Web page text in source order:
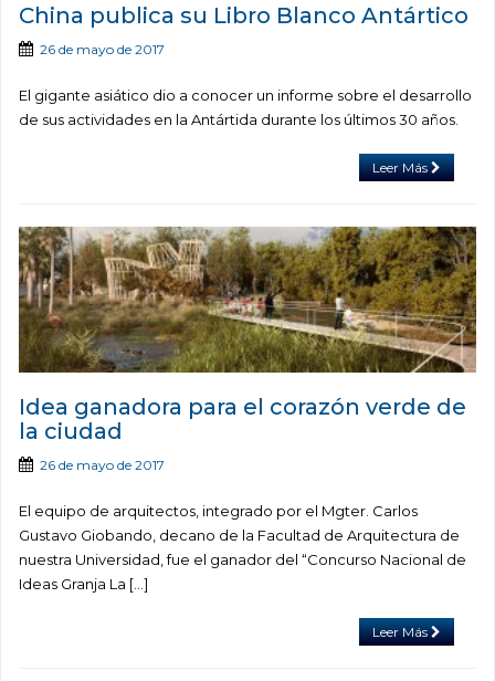
China publica su Libro Blanco Antártico
26 de mayo de 2017
El gigante asiático dio a conocer un informe sobre el desarrollo
de sus actividades en la Antártida durante los últimos 30 años.
Leer Más
Idea ganadora para el corazón verde de
la ciudad
26 de mayo de 2017
El equipo de arquitectos, integrado por el Mgter. Carlos
Gustavo Giobando, decano de la Facultad de Arquitectura de
nuestra Universidad, fue el ganador del “Concurso Nacional de
Ideas Granja La […]
Leer Más